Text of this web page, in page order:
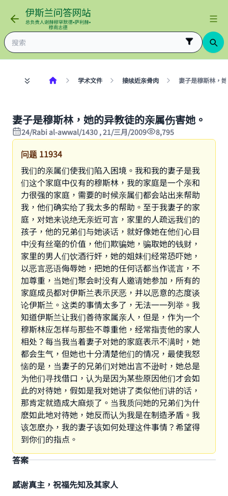
学术文件 接续近亲骨肉 妻子是穆斯林，
妻子是穆斯林，她的异教徒的亲属伤害她。
24/Rabi al-awwal/1430 , 21/三月/2009 8,795
问题 11934
我们的亲属们使我们陷入困境。我和我的妻子是我
们这个家庭中仅有的穆斯林，我的家庭是一个亲和
力很强的家庭，需要的时候亲属们都会站出来帮助
我，他们确实给了我太多的帮助。至于我妻子的家
庭，对她来说绝无亲近可言，家里的人疏远我们的
孩子，他的兄弟们与她谈话，就好像她在他们心目
中没有丝毫的价值，他们欺骗她，骗取她的钱财，
家里的男人们饮酒行奸，她的姐妹们经常恐吓她，
以恶言恶语侮辱她，把她的任何话都当作谎言，不
加尊重，当她们聚会时没有人邀请她参加，所有的
家庭成员都对伊斯兰表示厌恶，并以恶意的态度谈
论伊斯兰。这类的事情太多了，无法一一列举。我
知道伊斯兰让我们善待家属亲人，但是，作为一个
穆斯林应怎样与那些不尊重他，经常指责他的家人
相处？每当我当着妻子对她的家庭表示不满时，她
都会生气，但她也十分清楚他们的情况，最使我怒
恼的是，当妻子的兄弟们对她出言不逊时，她总是
为他们寻找借口，认为是因为某些原因他们才会如
此的对待她，假如是我对她讲了类似他们讲的话，
那肯定就造成大麻烦了。当我质问她的兄弟们为什
麽如此地对待她，她反而认为我是在制造矛盾。我
该怎麽办，我的妻子该如何处理这件事情？希望得
到你们的指点。
答案
感谢真主，祝福先知及其家人
Make an impact on millions of lives
with your contribution today
Your support is crucial for our mission.